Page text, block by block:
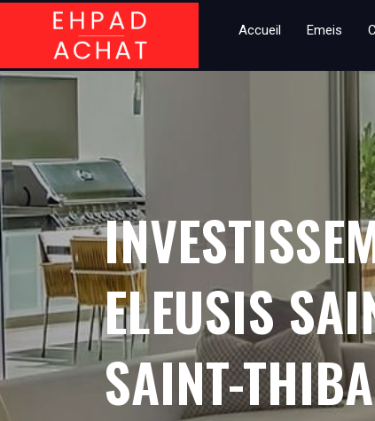
Accueil Emeis
ELEUSIS
SAINT-